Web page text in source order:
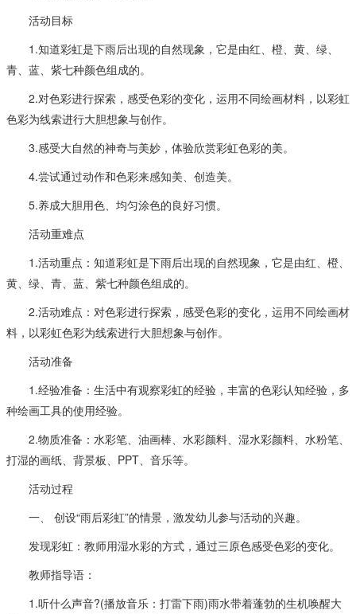
活动目标
1.知道彩虹是下雨后出现的自然现象，它是由红、橙、黄、绿、
青、蓝、紫七种颜色组成的。
2.对色彩进行探索，感受色彩的变化，运用不同绘画材料，以彩虹
色彩为线索进行大胆想象与创作。
3.感受大自然的神奇与美妙，体验欣赏彩虹色彩的美。
4.尝试通过动作和色彩来感知美、创造美。
5.养成大胆用色、均匀涂色的良好习惯。
活动重难点
1.活动重点：知道彩虹是下雨后出现的自然现象，它是由红、橙、
黄、绿、青、蓝、紫七种颜色组成的。
2.活动难点：对色彩进行探索，感受色彩的变化，运用不同绘画材
料，以彩虹色彩为线索进行大胆想象与创作。
活动准备
1.经验准备：生活中有观察彩虹的经验，丰富的色彩认知经验，多
种绘画工具的使用经验。
2.物质准备：水彩笔、油画棒、水彩颜料、湿水彩颜料、水粉笔、
打湿的画纸、背景板、PPT、音乐等。
活动过程
一、 创设“雨后彩虹”的情景，激发幼儿参与活动的兴趣。
发现彩虹：教师用湿水彩的方式，通过三原色感受色彩的变化。
教师指导语：
1.听什么声音?(播放音乐：打雷下雨)雨水带着蓬勃的生机唤醒大